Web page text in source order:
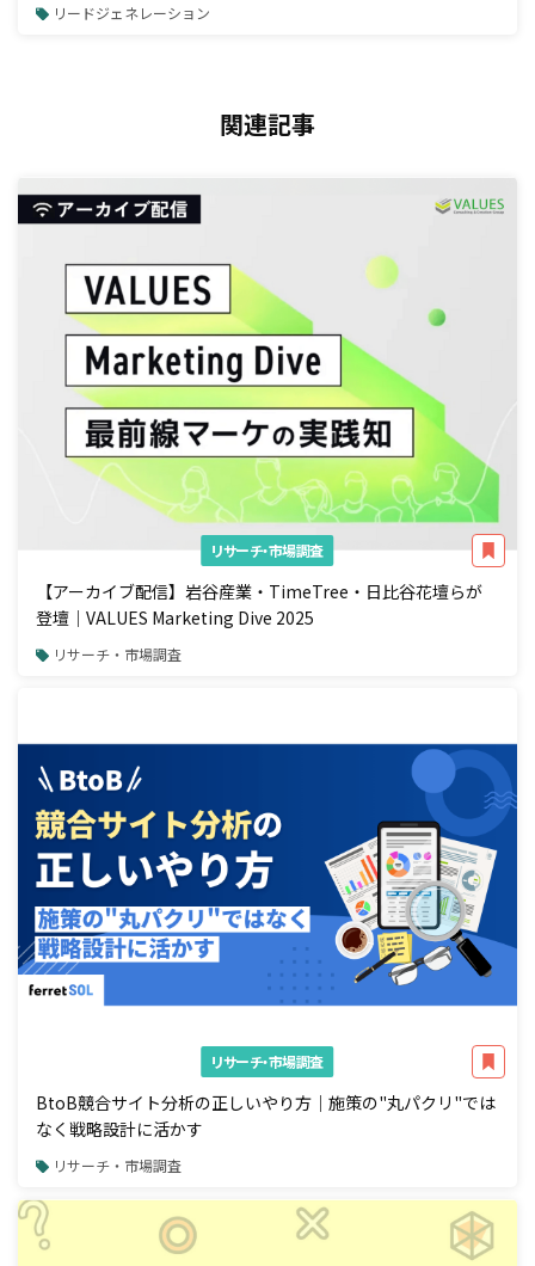
リードジェネレーション
関連記事
リサーチ・市場調査
【アーカイブ配信】岩谷産業・TimeTree・日比谷花壇らが
登壇｜VALUES Marketing Dive 2025
リサーチ・市場調査
リサーチ・市場調査
BtoB競合サイト分析の正しいやり方｜施策の"丸パクリ"では
なく戦略設計に活かす
リサーチ・市場調査